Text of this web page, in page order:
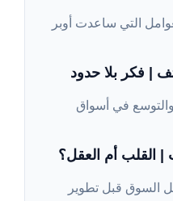
التي ساعدت أوبر
| فكر بلا حدود
والتوسع في أسواق
| القلب أم العقل؟
السوق قبل تطوير